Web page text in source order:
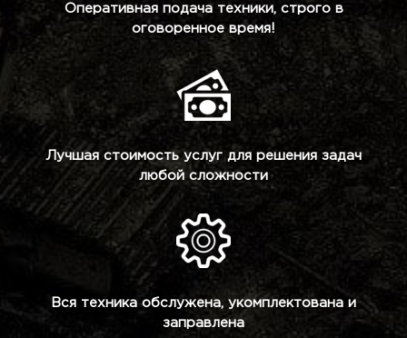
Оперативная подача техники, строго в
оговоренное время!
Лучшая стоимость услуг для решения задач
любой сложности
Вся техника обслужена, укомплектована и
заправлена